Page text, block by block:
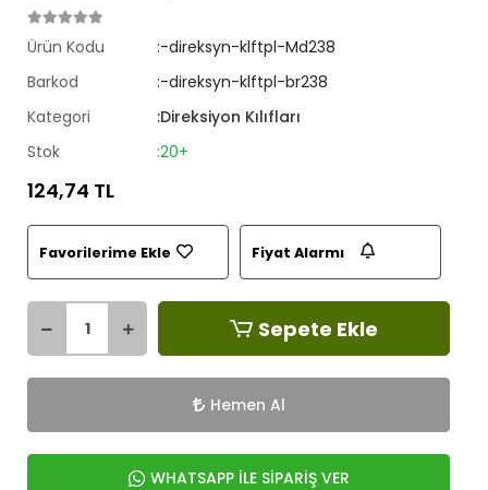
Ürün Kodu
:-direksyn-klftpl-Md238
Barkod
:-direksyn-klftpl-br238
Kategori
:Direksiyon Kılıfları
Stok
:20+
124,74 TL
Favorilerime Ekle Fiyat Alarmı
Sepete Ekle
Hemen Al
WHATSAPP İLE SİPARİŞ VER